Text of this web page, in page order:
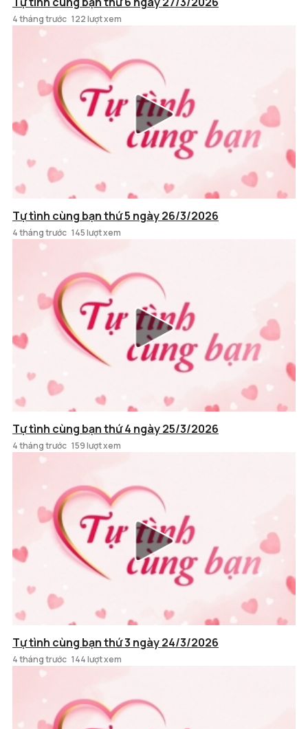
4 tháng trước 122 lượt xem
Tự tình cùng bạn thứ 5 ngày 26/3/2026
4 tháng trước 145 lượt xem
Tự tình cùng bạn thứ 4 ngày 25/3/2026
4 tháng trước 159 lượt xem
Tự tình cùng bạn thứ 3 ngày 24/3/2026
4 tháng trước 144 lượt xem